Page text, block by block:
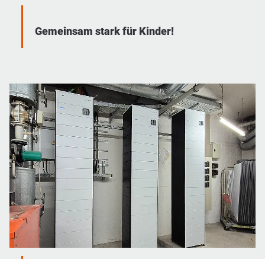
Gemeinsam stark für Kinder!